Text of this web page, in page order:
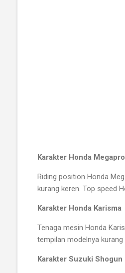
Karakter Honda
Riding position Honda
kurang keren. Top speed
Karakter Honda Karisma
Tenaga mesin Honda
tempilan modelnya
Karakter Suzuki Shogun